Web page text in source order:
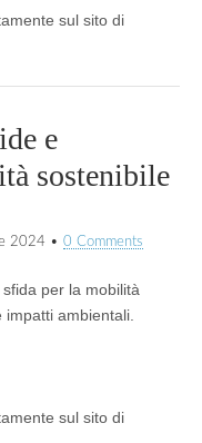
sul sito di
e
sostenibile
2024 • 0 Comments
per la mobilità
ambientali.
sul sito di